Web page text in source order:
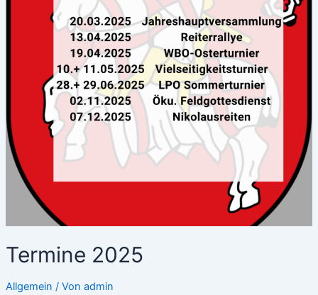
Termine 2025
Allgemein / Von admin